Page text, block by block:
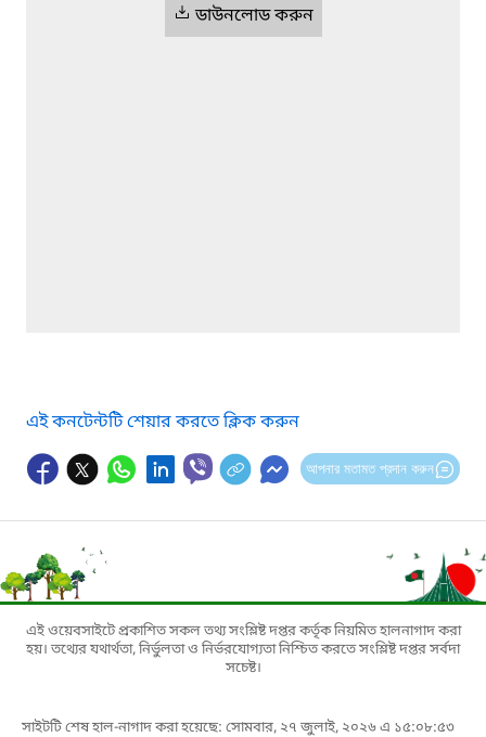
ডাউনলোড করুন
এই কনটেন্টটি শেয়ার করতে ক্লিক করুন
আপনার মতামত প্রদান করুন
এই ওয়েবসাইটে প্রকাশিত সকল তথ্য সংশ্লিষ্ট দপ্তর কর্তৃক নিয়মিত হালনাগাদ করা
হয়। তথ্যের যথার্থতা, নির্ভুলতা ও নির্ভরযোগ্যতা নিশ্চিত করতে সংশ্লিষ্ট দপ্তর সর্বদা
সচেষ্ট।
সাইটটি শেষ হাল-নাগাদ করা হয়েছে: সোমবার, ২৭ জুলাই, ২০২৬ এ ১৫:০৮:৫৩